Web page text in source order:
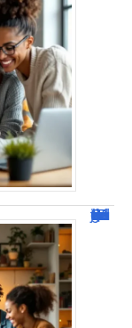
JetPunk : Quiz et jeux de culture générale